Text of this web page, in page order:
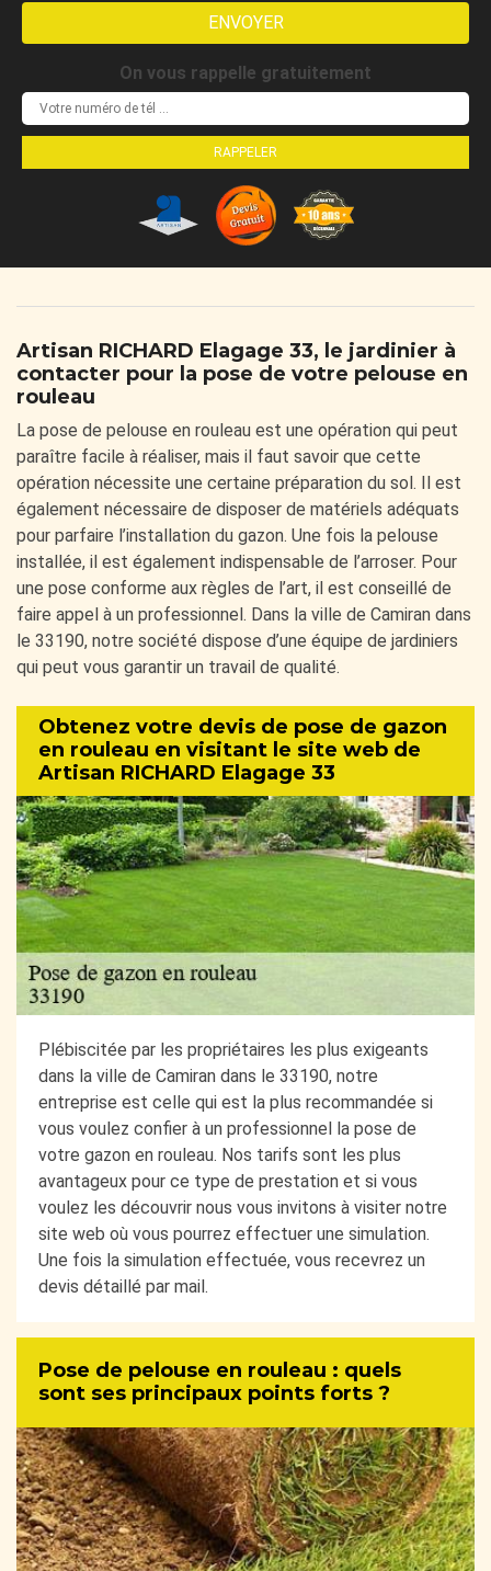
On vous rappelle gratuitement
Artisan RICHARD Elagage 33, le jardinier à
contacter pour la pose de votre pelouse en
rouleau
La pose de pelouse en rouleau est une opération qui peut
paraître facile à réaliser, mais il faut savoir que cette
opération nécessite une certaine préparation du sol. Il est
également nécessaire de disposer de matériels adéquats
pour parfaire l’installation du gazon. Une fois la pelouse
installée, il est également indispensable de l’arroser. Pour
une pose conforme aux règles de l’art, il est conseillé de
faire appel à un professionnel. Dans la ville de Camiran dans
le 33190, notre société dispose d’une équipe de jardiniers
qui peut vous garantir un travail de qualité.
Obtenez votre devis de pose de gazon
en rouleau en visitant le site web de
Artisan RICHARD Elagage 33
Plébiscitée par les propriétaires les plus exigeants
dans la ville de Camiran dans le 33190, notre
entreprise est celle qui est la plus recommandée si
vous voulez confier à un professionnel la pose de
votre gazon en rouleau. Nos tarifs sont les plus
avantageux pour ce type de prestation et si vous
voulez les découvrir nous vous invitons à visiter notre
site web où vous pourrez effectuer une simulation.
Une fois la simulation effectuée, vous recevrez un
devis détaillé par mail.
Pose de pelouse en rouleau : quels
sont ses principaux points forts ?